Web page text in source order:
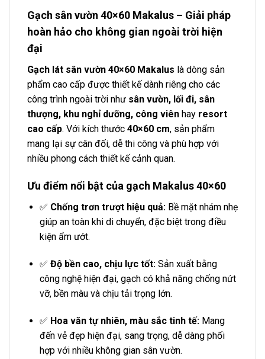
Gạch sân vườn 40×60 Makalus – Giải pháp
hoàn hảo cho không gian ngoài trời hiện
đại
Gạch lát sân vườn 40×60 Makalus là dòng sản
phẩm cao cấp được thiết kế dành riêng cho các
công trình ngoài trời như sân vườn, lối đi, sân
thượng, khu nghỉ dưỡng, công viên hay resort
cao cấp. Với kích thước 40×60 cm, sản phẩm
mang lại sự cân đối, dễ thi công và phù hợp với
nhiều phong cách thiết kế cảnh quan.
Ưu điểm nổi bật của gạch Makalus 40×60
✅ Chống trơn trượt hiệu quả:Bề mặt nhám nhẹ
giúp an toàn khi di chuyển, đặc biệt trong điều
kiện ẩm ướt.
✅ Độ bền cao, chịu lực tốt:Sản xuất bằng
công nghệ hiện đại, gạch có khả năng chống nứt
vỡ, bền màu và chịu tải trọng lớn.
✅ Hoa văn tự nhiên, màu sắc tinh tế:Mang
đến vẻ đẹp hiện đại, sang trọng, dễ dàng phối
hợp với nhiều không gian sân vườn.